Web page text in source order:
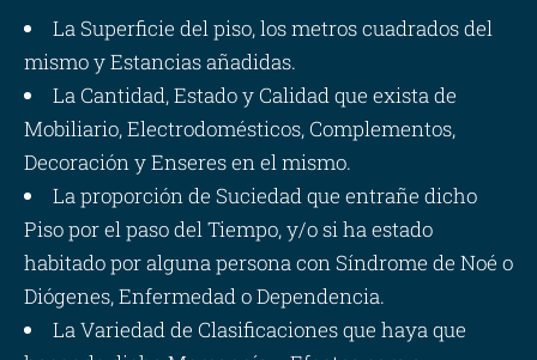
La Superficie del piso, los metros cuadrados del
mismo y Estancias añadidas.
La Cantidad, Estado y Calidad que exista de
Mobiliario, Electrodomésticos, Complementos,
Decoración y Enseres en el mismo.
La proporción de Suciedad que entrañe dicho
Piso por el paso del Tiempo, y/o si ha estado
habitado por alguna persona con Síndrome de Noé o
Diógenes, Enfermedad o Dependencia.
La Variedad de Clasificaciones que haya que